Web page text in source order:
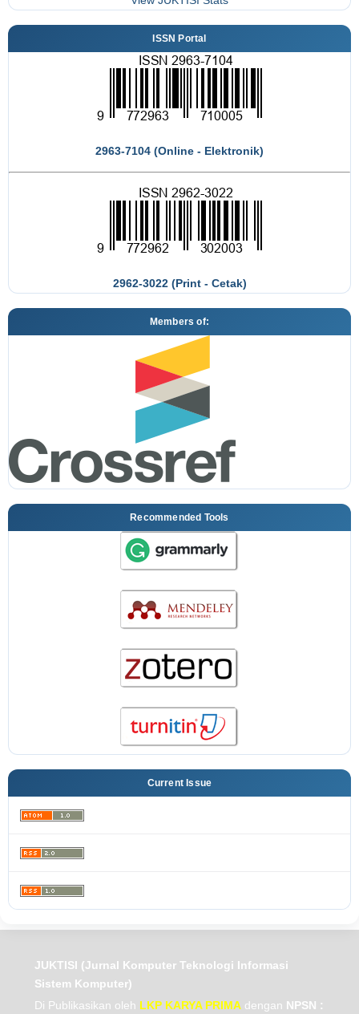
ISSN Portal
2963-7104 (Online - Elektronik)
2962-3022 (Print - Cetak)
Members of:
Recommended Tools
Current Issue
JUKTISI (Jurnal Komputer Teknologi Informasi
Sistem Komputer)
Di Publikasikan oleh LKP KARYA PRIMA dengan NPSN :